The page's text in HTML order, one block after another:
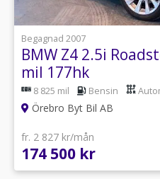
1
Begagnad 2007
BMW Z4 2.5i
mil 177hk
8 825 mil Bensin
Örebro Byt Bil AB
fr. 2 827 kr/mån
174 500 kr